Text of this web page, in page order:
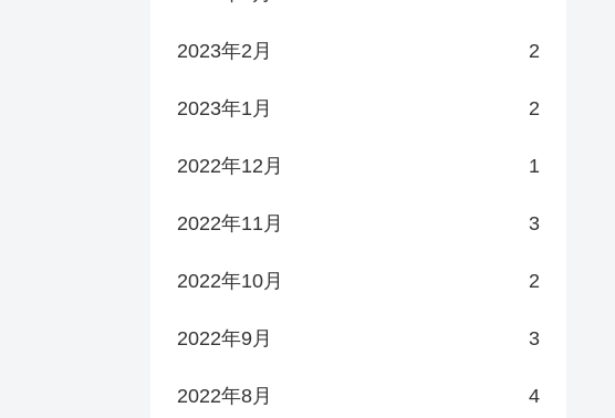
2023年2月 2
2023年1月 2
2022年12月 1
2022年11月 3
2022年10月 2
2022年9月 3
2022年8月 4